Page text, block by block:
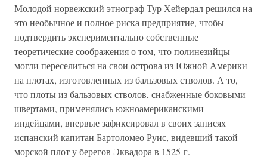
Молодой норвежский этнограф Тур Хейердал решился на
это необычное и полное риска предприятие, чтобы
подтвердить экспериментально собственные
теоретические соображения о том, что полинезийцы
могли переселиться на свои острова из Южной Америки
на плотах, изготовленных из бальзовых стволов. А то,
что плоты из бальзовых стволов, снабженные боковыми
швертами, применялись южноамериканскими
индейцами, впервые зафиксировал в своих записях
испанский капитан Бартоломео Руис, видевший такой
морской плот у берегов Эквадора в 1525 г.